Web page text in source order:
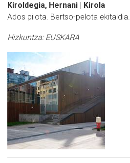
Kiroldegia, Hernani | Kirola
Ados pilota. Bertso-pelota ekitaldia.
Hizkuntza:EUSKARA